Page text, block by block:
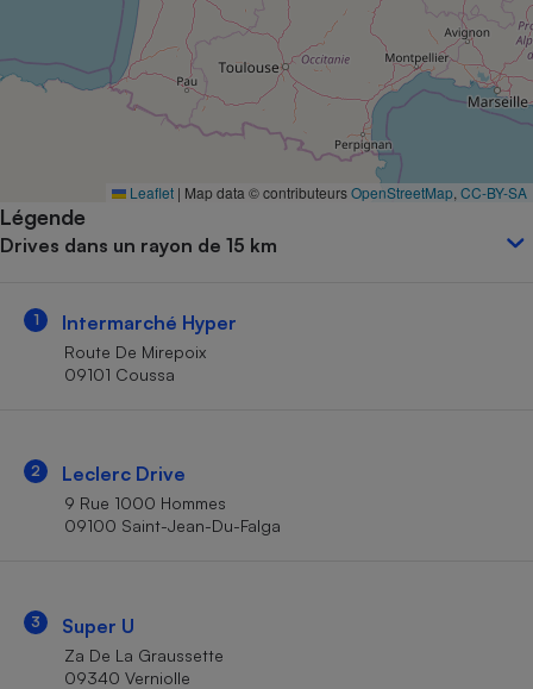
Leaflet | Map data © contributeursOpenStreetMap CC-BY-SA
Légende
Drives dans un rayon de 15 km
1 Intermarché Hyper
Route De Mirepoix
09101 Coussa
2 Leclerc Drive
9 Rue 1000 Hommes
09100 Saint-Jean-Du-Falga
3 Super U
Za De La Graussette
09340 Verniolle
Complément
alimentaire
Assurance emprunteur
Petit électroménager -
Mutuelle